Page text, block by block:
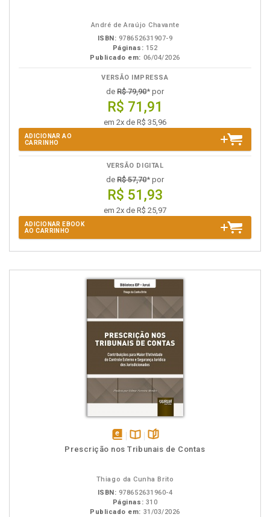
André de Araújo Chavante
ISBN: 978652631907-9
Páginas: 152
Publicado em: 06/04/2026
VERSÃO IMPRESSA
de R$ 79,90* por
R$ 71,91
em 2x de R$ 35,96
ADICIONAR AO
CARRINHO
VERSÃO DIGITAL
de R$ 57,70* por
R$ 51,93
em 2x de R$ 25,97
ADICIONAR EBOOK
AO CARRINHO
disponível
Disponível
páginas
Prescrição nos Tribunais de Contas
Thiago da Cunha Brito
ISBN: 978652631960-4
Páginas: 310
Publicado em: 31/03/2026